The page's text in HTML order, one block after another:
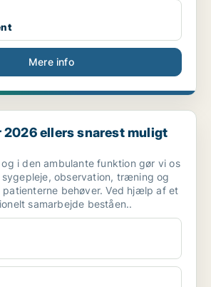
Mere info
snarest muligt søger vi...
2026 ellers snarest muligt
i den ambulante funktion gør vi os
sygepleje, observation, træning og
patienterne behøver. Ved hjælp af et
samarbejde beståen..